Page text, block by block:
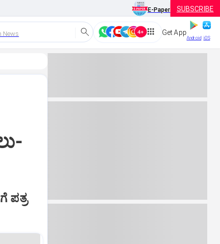
E-Paper SUBSCRIBE
News Get App
Android iOS
ಪತ್ರ